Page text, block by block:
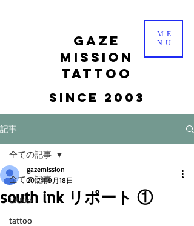
gaze
mission
tattoo
Since 2003
ME
NU
記事
全ての記事
tattoo
tattoo
全ての記事
south ink リポート ①
gazemission
2017年9月18日